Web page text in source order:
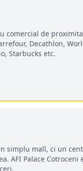
comercial de
Decathlon,
Starbucks etc.
simplu mall, ci un
AFI Palace